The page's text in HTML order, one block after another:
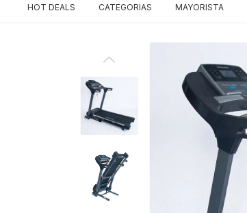
HOT DEALS CATEGORIAS MAYORISTA